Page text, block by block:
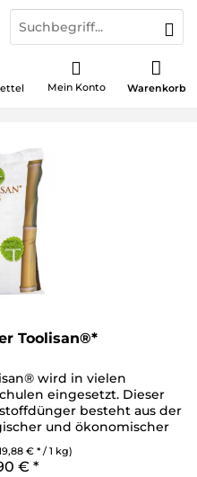
Warenkorb
Mein Konto
Toolisan®*
wird in vielen
eingesetzt. Dieser
besteht aus der
und ökonomischer
hierfür ist der...
€ * / 1 kg)
€ *